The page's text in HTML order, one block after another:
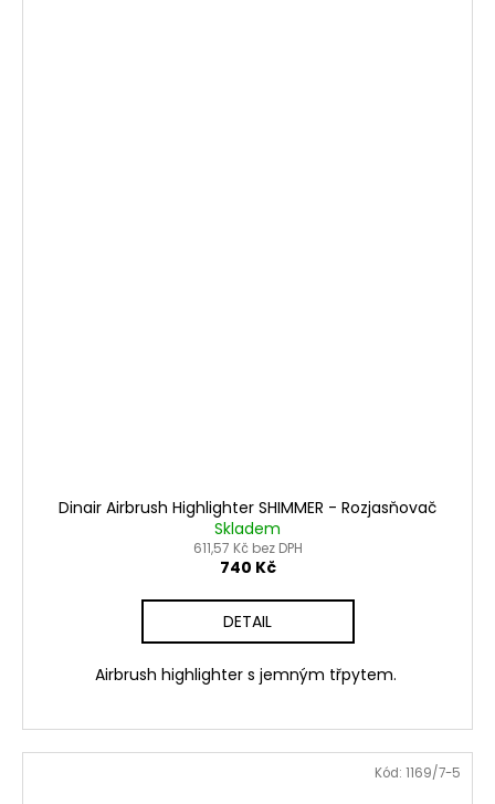
Dinair Airbrush Highlighter SHIMMER - Rozjasňovač
Skladem
611,57 Kč bez DPH
740 Kč
DETAIL
Airbrush highlighter s jemným třpytem.
Kód: 1169/7-5